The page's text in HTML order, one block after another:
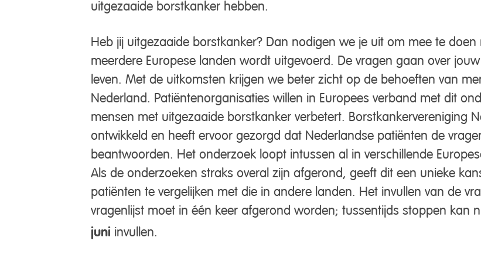
uitgezaaide borstkanker hebben.
Heb jij uitgezaaide borstkanker? Dan nodigen we je uit om mee te
meerdere Europese landen wordt uitgevoerd. De vragen gaan over
leven. Met de uitkomsten krijgen we beter zicht op de behoeften van
Nederland. Patiëntenorganisaties willen in Europees verband met dit
mensen met uitgezaaide borstkanker verbetert. Borstkankervereniging
ontwikkeld en heeft ervoor gezorgd dat Nederlandse patiënten de
beantwoorden. Het onderzoek loopt intussen al in verschillende
Als de onderzoeken straks overal zijn afgerond, geeft dit een unieke
patiënten te vergelijken met die in andere landen. Het invullen van de
vragenlijst moet in één keer afgerond worden; tussentijds stoppen kan
juni invullen.